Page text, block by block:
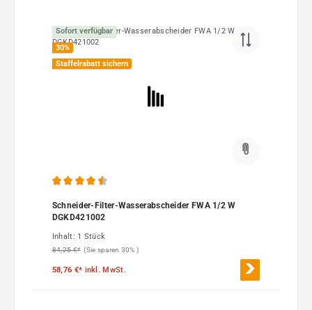
Sofort verfügbar
30%
Staffelrabatt sichern
Schneider-Filter-Wasserabscheider FWA 1/2 W
DGKD421002
Inhalt: 1 Stück
84,25 €* (Sie sparen 30% )
58,76 €* inkl. MwSt.